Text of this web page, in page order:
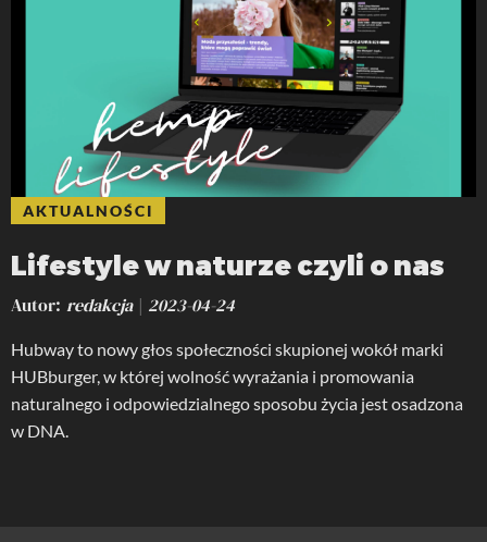
AKTUALNOŚCI
Lifestyle w naturze czyli o nas
Autor redakcja 2023-04-24
Hubway to nowy głos społeczności skupionej wokół marki
HUBburger, w której wolność wyrażania i promowania
naturalnego i odpowiedzialnego sposobu życia jest osadzona
w DNA.